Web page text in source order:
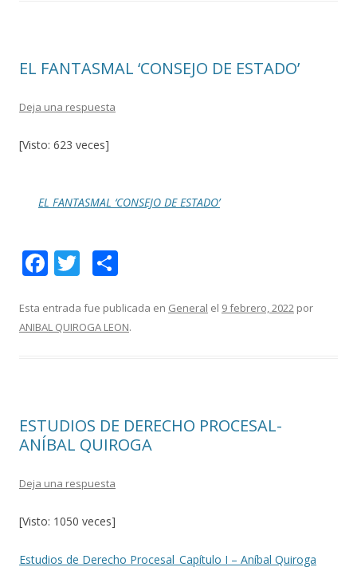
k r
EL FANTASMAL ‘CONSEJO DE ESTADO’
Deja una respuesta
[Visto: 623 veces]
EL FANTASMAL ‘CONSEJO DE ESTADO’
F
ac
e
b
k
T
w
itt
er
m
p
r
Esta entrada fue publicada en General el 9 febrero, 2022 por
ANIBAL QUIROGA LEON.
ESTUDIOS DE DERECHO PROCESAL-
ANÍBAL QUIROGA
Deja una respuesta
[Visto: 1050 veces]
Estudios de Derecho Procesal_Capítulo I – Aníbal Quiroga